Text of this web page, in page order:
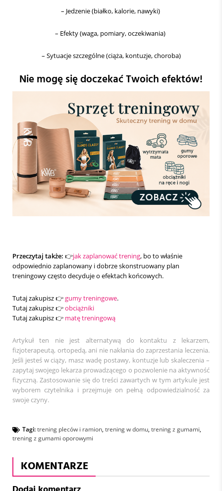
– Jedzenie (białko, kalorie, nawyki)
– Efekty (waga, pomiary, oczekiwania)
– Sytuacje szczególne (ciąża, kontuzje, choroba)
Nie mogę się doczekać Twoich efektów!
Przeczytaj także: 👉jak zaplanować trening, bo to właśnie
odpowiednio zaplanowany i dobrze skonstruowany plan
treningowy często decyduje o efektach końcowych.
Tutaj zakupisz 👉gumy treningowe.
Tutaj zakupisz 👉obciążniki
Tutaj zakupisz 👉 matę treningową
Artykuł ten nie jest alternatywą do kontaktu z lekarzem,
fizjoterapeutą, ortopedą, ani nie nakłania do zaprzestania leczenia.
Jeśli jesteś w ciąży, masz wadę postawy, kontuzje lub skaleczenia –
zapytaj swojego lekarza prowadzącego o pozwolenie na aktywność
fizyczną. Zastosowanie się do treści zawartych w tym artykule jest
wyborem czytelnika i przejmuje on pełną odpowiedzialność za
swoje czyny.
Tagi:trening pleców i ramion, trening w domu, trening z gumami,
trening z gumami oporowymi
KOMENTARZE